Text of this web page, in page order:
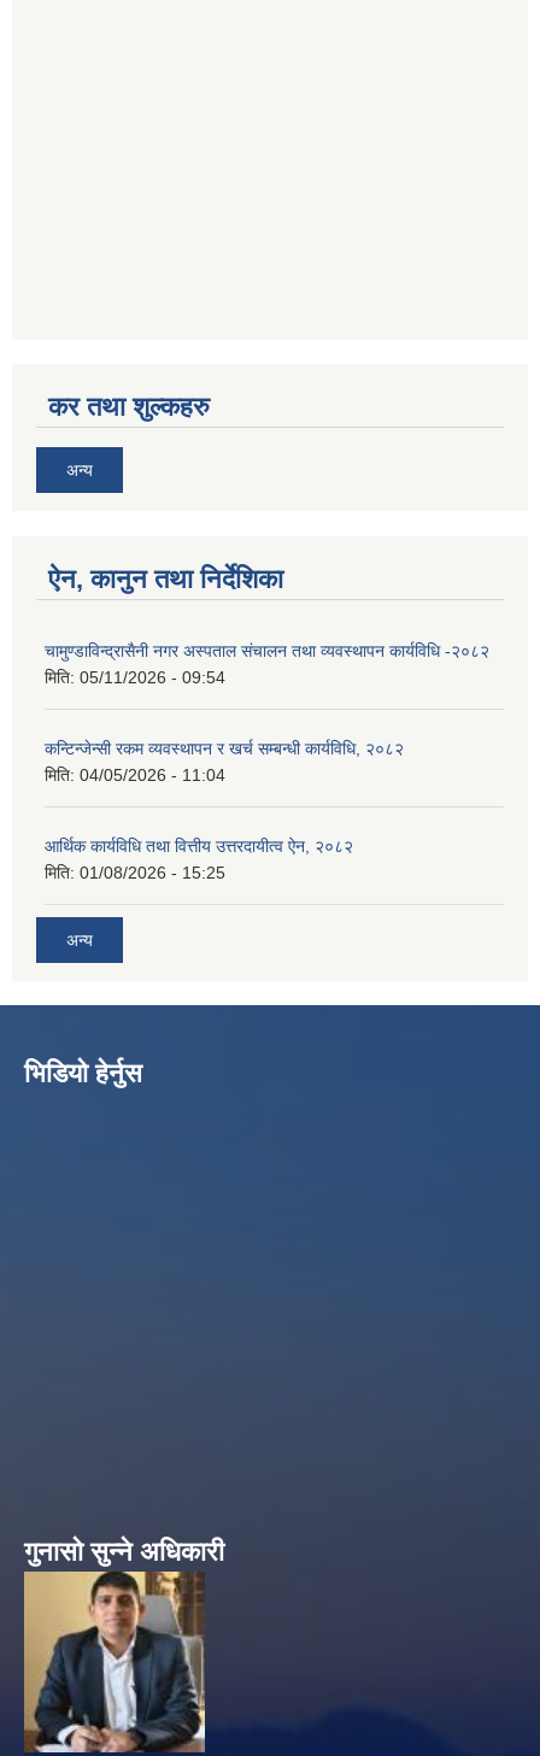
कर तथा शुल्कहरु
अन्य
ऐन, कानुन तथा निर्देशिका
चामुण्डाविन्द्रासैनी नगर अस्पताल संचालन तथा व्यवस्थापन कार्यविधि -२०८२
मिति: 05/11/2026 - 09:54
कन्टिन्जेन्सी रकम व्यवस्थापन र खर्च सम्बन्धी कार्यविधि, २०८२
मिति: 04/05/2026 - 11:04
आर्थिक कार्यविधि तथा वित्तीय उत्तरदायीत्व ऐन, २०८२
मिति: 01/08/2026 - 15:25
अन्य
भिडियो हेर्नुस
गुनासो सुन्ने अधिकारी